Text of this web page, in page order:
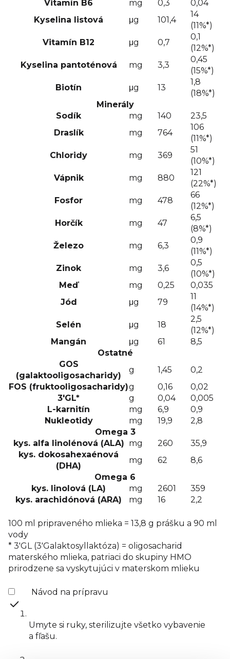
Vitamín B6 mg 0,3
0,04
Kyselina listová
μg 101,4
14
(11%*)
Vitamín B12
μg 0,7
0,1
(12%*)
Kyselina pantoténová
mg 3,3
0,45
(15%*)
Biotín
μg 13
1,8
(18%*)
Minerály
Sodík
mg 140
23,5
Draslík
mg 764
106
(11%*)
Chloridy
mg 369
51
(10%*)
Vápnik
mg 880
121
(22%*)
Fosfor
mg 478
66
(12%*)
Horčík
mg 47
6,5
(8%*)
Železo
mg 6,3
0,9
(11%*)
Zinok
mg 3,6
0,5
(10%*)
Meď
mg 0,25
0,035
Jód
μg 79
11
(14%*)
Selén
μg 18
2,5
(12%*)
Mangán
μg 61
8,5
Ostatné
GOS
(galaktooligosacharidy)
g 1,45
0,2
FOS (fruktooligosacharidy)g 0,16
0,02
3'GL*
g 0,04
0,005
L-karnitín
mg 6,9
0,9
Nukleotidy
mg 19,9
2,8
Omega 3
kys. alfa linolénová (ALA) mg 260
35,9
kys. dokosahexaénová
(DHA)
mg 62
8,6
Omega 6
kys. linolová (LA)
mg 2601
359
kys. arachidónová (ARA)
mg 16 2,2
100 ml pripraveného mlieka = 13,8 g prášku a 90 ml
vody
* 3'GL (3'Galaktosyllaktóza) = oligosacharid
materského mlieka, patriaci do skupiny HMO
prirodzene sa vyskytujúci v materskom mlieku
Návod na prípravu
Umyte si ruky, sterilizujte všetko vybavenie
a fľašu.